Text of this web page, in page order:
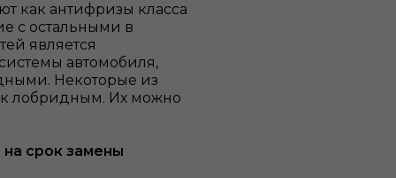
как антифризы класса
с остальными в
является
автомобиля,
Некоторые из
к лобридным. Их можно
срок замены